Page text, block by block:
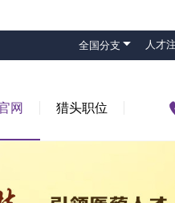
全国分支  人才
网 猎头职位